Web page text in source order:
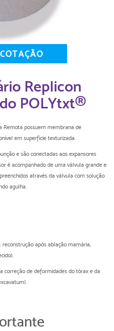
Replicon
POLYtxt®
Remota possuem membrana de
em superfície texturizada.
e são conectadas aos expansores
é acompanhado de uma válvula grande e
através da válvula com solução
agulha.
reconstrução após ablação mamária,
correção de deformidades do tórax e da